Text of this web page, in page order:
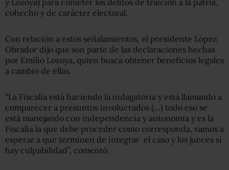
cohecho y de carácter electoral.
Con relación a estos señalamientos, el presidente López
Obrador dijo que son parte de las declaraciones hechas
por Emilio Lozoya, quien busca obtener beneficios legales
a cambio de ellas.
“La Fiscalía está haciendo la indagatoria y está llamando a
comparecer a presuntos involucrados (…) todo eso se
está manejando con independencia y autonomía y es la
Fiscalía la que debe proceder como corresponda, vamos a
esperar a que terminen de integrar el caso y los jueces si
hay culpabilidad”, comentó.